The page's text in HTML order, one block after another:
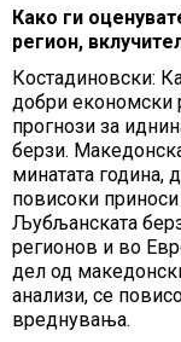
Како ги
регион,
Костадиновски:
добри економски
прогнози за
берзи.
минатата година,
повисоки
Љубљанската
регионов и во
дел од
анализи, се
вреднувања.